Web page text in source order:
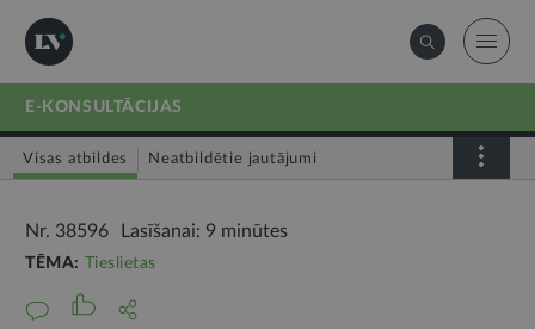
E-KONSULTĀCIJAS
Visas atbildes Neatbildētie jautājumi
Nr. 38596 Lasīšanai: 9 minūtes
TĒMA: Tieslietas